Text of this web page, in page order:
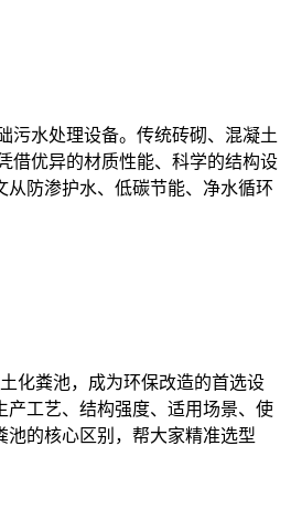
污水处理设备。传统砖砌、混凝土
借优异的材质性能、科学的结构设
防渗护水、低碳节能、净水循环
化粪池，成为环保改造的首选设
工艺、结构强度、适用场景、使
的核心区别，帮大家精准选型